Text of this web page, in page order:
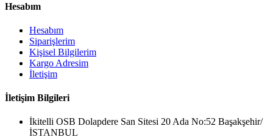
Hesabım
Hesabım
Siparişlerim
Kişisel Bilgilerim
Kargo Adresim
İletişim
İletişim Bilgileri
İkitelli OSB Dolapdere San Sitesi 20 Ada No:52 Başakşehir/
İSTANBUL